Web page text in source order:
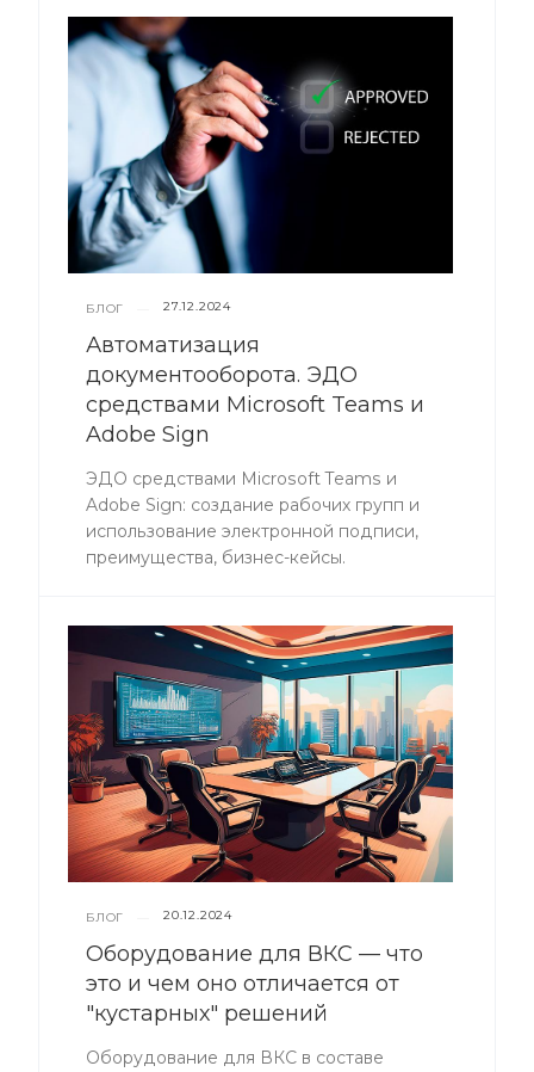
БЛОГ 27.12.2024
Автоматизация
документооборота. ЭДО
средствами Microsoft Teams и
Adobe Sign
ЭДО средствами Microsoft Teams и
Adobe Sign: создание рабочих групп и
использование электронной подписи,
преимущества, бизнес-кейсы.
БЛОГ 20.12.2024
Оборудование для ВКС — что
это и чем оно отличается от
"кустарных" решений
Оборудование для ВКС в составе